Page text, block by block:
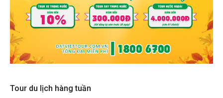
Tour du lịch hàng tuần